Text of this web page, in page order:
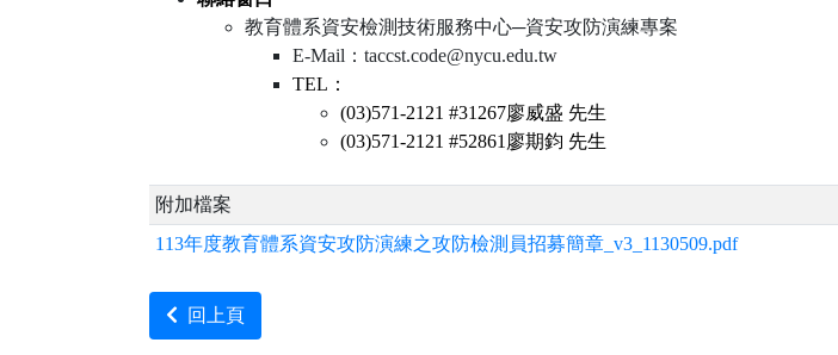
教育體系資安檢測技術服務中心─資安攻防演練專案
E-Mail：taccst.code@nycu.edu.tw
TEL ：
(03)571-2121 #31267廖威盛 先生
(03)571-2121 #52861 廖期鈞 先生
附加檔案
113年度教育體系資安攻防演練之攻防檢測員招募簡章_v3_1130509.pdf
回上頁